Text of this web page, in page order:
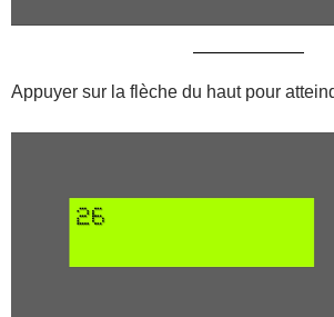
Appuyer sur la flèche du haut pour